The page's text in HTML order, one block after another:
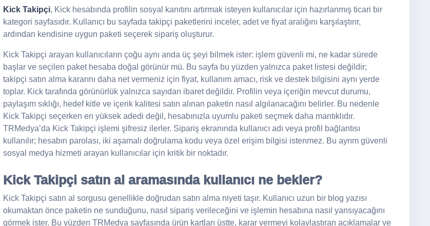
Kick Takipçi, Kick hesabında profilin sosyal kanıtını artırmak isteyen kullanıcılar için hazırlanmış ticari bir
kategori sayfasıdır. Kullanıcı bu sayfada takipçi paketlerini inceler, adet ve fiyat aralığını karşılaştırır,
ardından kendisine uygun paketi seçerek sipariş oluşturur.
Kick Takipçi arayan kullanıcıların çoğu aynı anda üç şeyi bilmek ister: işlem güvenli mi, ne kadar sürede
başlar ve seçilen paket hesaba doğal görünür mü. Bu sayfa bu yüzden yalnızca paket listesi değildir;
takipçi satın alma kararını daha net vermeniz için fiyat, kullanım amacı, risk ve destek bilgisini aynı yerde
toplar. Kick tarafında görünürlük yalnızca sayıdan ibaret değildir. Profilin veya içeriğin mevcut durumu,
paylaşım sıklığı, hedef kitle ve içerik kalitesi satın alınan paketin nasıl algılanacağını belirler. Bu nedenle
Kick Takipçi seçerken en yüksek adedi değil, hesabınızla uyumlu paketi seçmek daha mantıklıdır.
TRMedya’da Kick Takipçi işlemi şifresiz ilerler. Sipariş ekranında kullanıcı adı veya profil bağlantısı
kullanılır; hesabın parolası, iki aşamalı doğrulama kodu veya özel erişim bilgisi istenmez. Bu ayrım güvenli
sosyal medya hizmeti arayan kullanıcılar için kritik bir noktadır.
Kick Takipçi satın al aramasında kullanıcı ne bekler?
Kick Takipçi satın al sorgusu genellikle doğrudan satın alma niyeti taşır. Kullanıcı uzun bir blog yazısı
okumaktan önce paketin ne sunduğunu, nasıl sipariş verileceğini ve işlemin hesabına nasıl yansıyacağını
görmek ister. Bu yüzden TRMedya sayfasında ürün kartları üstte, karar vermeyi kolaylaştıran açıklamalar ve